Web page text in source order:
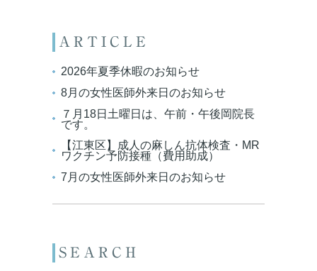
ARTICLE
2026年夏季休暇のお知らせ
8月の女性医師外来日のお知らせ
７月18日土曜日は、午前・午後岡院長
です。
【江東区】成人の麻しん抗体検査・MR
ワクチン予防接種（費用助成）
7月の女性医師外来日のお知らせ
SEARCH